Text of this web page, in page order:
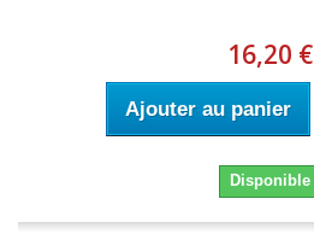
16,20 €
Ajouter au panier
Disponible